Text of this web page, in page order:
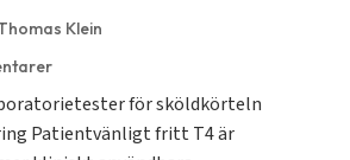
Klein
för sköldkörteln
Patientvänligt fritt T4 är
мова